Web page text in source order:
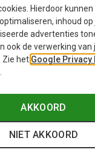
voor je
Hierdoor
inhoud
advertenties
ook de verwerking van
Zie het Google Privacy
AKKOORD
NIET AKKOORD